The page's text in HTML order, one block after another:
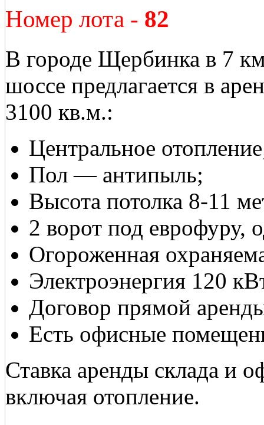
Номер лота - 82
В городе Щербинка в 7
шоссе предлагается в
3100 кв.м.:
Центральное
Пол — антипыль;
Высота потолка 8-11
2 ворот под еврофуру,
Огороженная
Электроэнергия 120
Договор прямой
Есть офисные
Ставка аренды склада и
включая отопление.